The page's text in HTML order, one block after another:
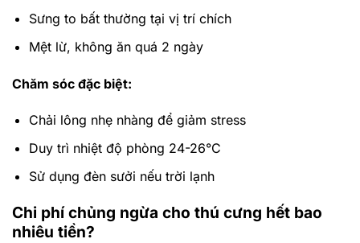
Sưng to bất thường tại vị trí chích
Mệt lừ, không ăn quá 2 ngày
Chăm sóc đặc biệt:
Chải lông nhẹ nhàng để giảm stress
Duy trì nhiệt độ phòng 24-26°C
Sử dụng đèn sưởi nếu trời lạnh
Chi phí chủng ngừa cho thú cưng hết bao
nhiêu tiền?